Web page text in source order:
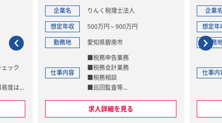
ック
度は、
：達
企業名
りんく税理士法人
想定年収
500万円～900万円
勤務地
愛知県碧南市
仕事内容
■税務申告業務
■税務会計業務
■税務相談
■巡回監査等
■人事・労務
求人詳細を見る
企業
想定年
勤務
仕事内